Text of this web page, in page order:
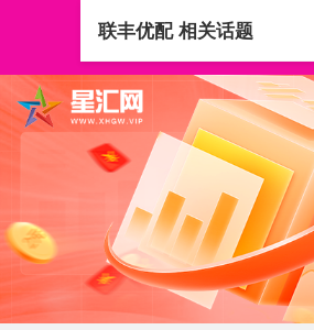
联丰优配 相关话题